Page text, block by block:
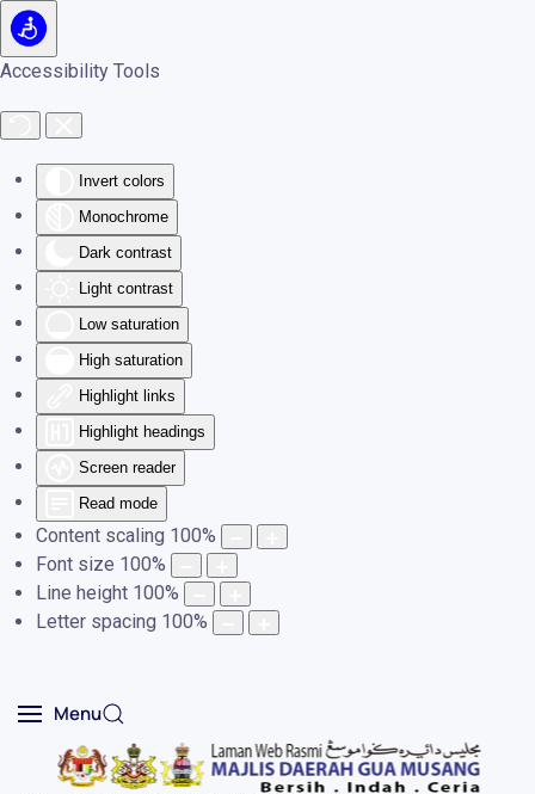
Accessibility Tools
Invert colors
Monochrome
Dark contrast
Light contrast
Low saturation
High saturation
Highlight links
Highlight headings
Screen reader
Read mode
Content scaling 100%
Font size 100%
Line height 100%
Letter spacing 100%
Skip to main content
Menu